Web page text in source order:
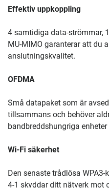
Effektiv uppkoppling
4 samtidiga data-strömmar,
MU-MIMO garanterar att du
anslutningskvalitet.
OFDMA
Små datapaket som är
tillsammans och behöver
bandbreddshungriga
Wi-Fi säkerhet
Den senaste trådlösa
4-1 skyddar ditt nätverk mot